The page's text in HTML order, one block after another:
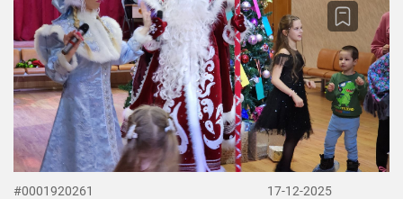
#0001920261 17-12-2025